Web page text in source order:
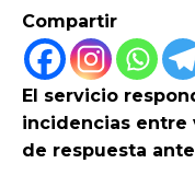
Compartir
El servicio
incidencias entre
de respuesta